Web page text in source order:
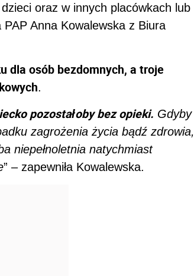
oraz w innych placówkach lub
Anna Kowalewska z Biura
dla osób bezdomnych, a troje
.
pozostałoby bez opieki. Gdyby
zagrożenia życia bądź zdrowia,
niepełnoletnia natychmiast
” – zapewniła Kowalewska.